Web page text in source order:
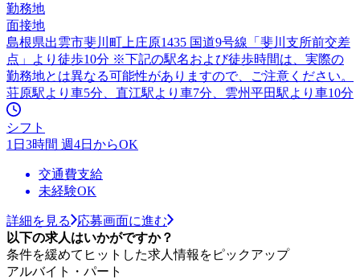
勤務地
面接地
島根県出雲市斐川町上庄原1435 国道9号線「斐川支所前交差
点」より徒歩10分 ※下記の駅名および徒歩時間は、実際の
勤務地とは異なる可能性がありますので、ご注意ください。
荘原駅より車5分、直江駅より車7分、雲州平田駅より車10分
シフト
1日3時間 週4日からOK
交通費支給
未経験OK
詳細を見る
応募画面に進む
以下の求人はいかがですか？
条件を緩めてヒットした求人情報をピックアップ
アルバイト・パート